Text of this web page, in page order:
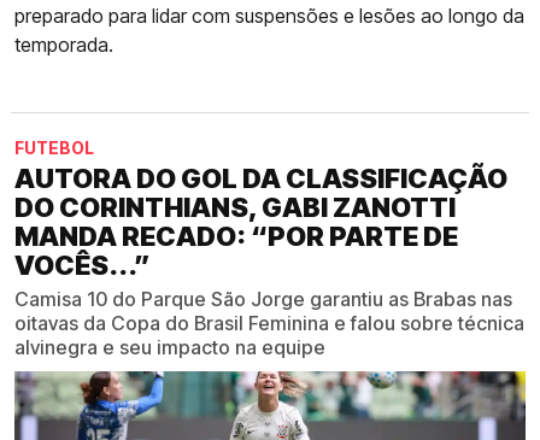
preparado para lidar com suspensões e lesões ao longo da
temporada.
FUTEBOL
AUTORA DO GOL DA CLASSIFICAÇÃO
DO CORINTHIANS, GABI ZANOTTI
MANDA RECADO: “POR PARTE DE
VOCÊS...”
Camisa 10 do Parque São Jorge garantiu as Brabas nas
oitavas da Copa do Brasil Feminina e falou sobre técnica
alvinegra e seu impacto na equipe